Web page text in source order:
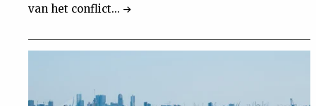
van het conflict...